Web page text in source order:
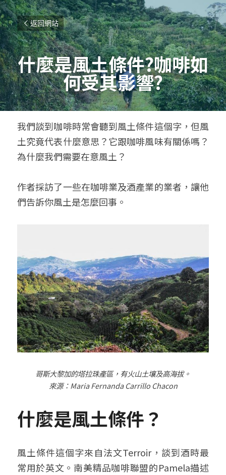
返回網站
什麼是風土條件?咖啡如
何受其影響?
我們談到咖啡時常會聽到風土條件這個字，但風
土究竟代表什麼意思？它跟咖啡風味有關係嗎？
為什麼我們需要在意風土？
作者採訪了一些在咖啡業及酒產業的業者，讓他
們告訴你風土是怎麼回事。
哥斯大黎加的塔拉珠產區，有火山土壤及高海拔。
來源：Maria Fernanda Carrillo Chacon
什麼是風土條件？
風土條件這個字來自法文Terroir，談到酒時最
常用於英文。南美精品咖啡聯盟的Pamela描述